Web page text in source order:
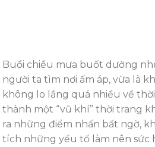
Buổi chiều mưa buốt dường
người ta tìm nơi ấm áp, vừa là
không lo lắng quá nhiều về
thành một “vũ khí” thời trang
ra những điểm nhấn bất ngờ,
tích những yếu tố làm nên sức